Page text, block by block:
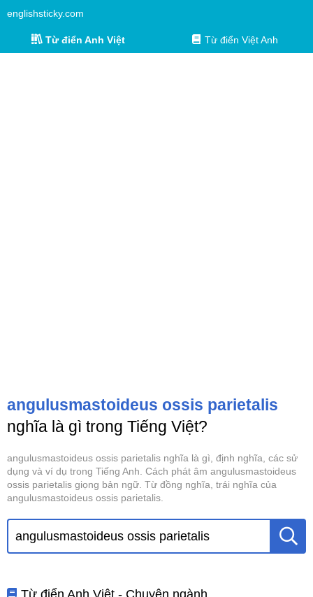
englishsticky.com
Từ điển Anh Việt Từ điển Việt Anh
angulusmastoideus ossis parietalis
nghĩa là gì trong Tiếng Việt?
angulusmastoideus ossis parietalis nghĩa là gì, định nghĩa, các sử
dụng và ví dụ trong Tiếng Anh. Cách phát âm angulusmastoideus
ossis parietalis giọng bản ngữ. Từ đồng nghĩa, trái nghĩa của
angulusmastoideus ossis parietalis.
Từ điển Anh Việt - Chuyên ngành